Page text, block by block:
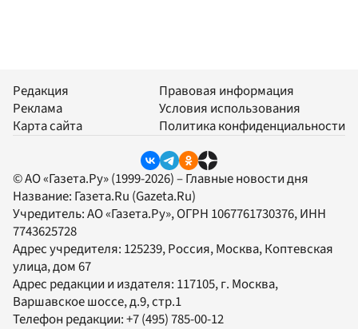
Редакция
Реклама
Карта сайта
Правовая информация
Условия использования
Политика конфиденциальности
© АО «Газета.Ру» (1999-2026) – Главные новости дня
Название: Газета.Ru (Gazeta.Ru)
Учредитель:АО «Газета.Ру», ОГРН 1067761730376, ИНН
7743625728
Адрес учредителя: 125239, Россия, Москва, Коптевская
улица, дом 67
Адрес редакции и издателя: 117105, г. Москва,
Варшавское шоссе, д.9, стр.1
Телефон редакции:+7 (495) 785-00-12